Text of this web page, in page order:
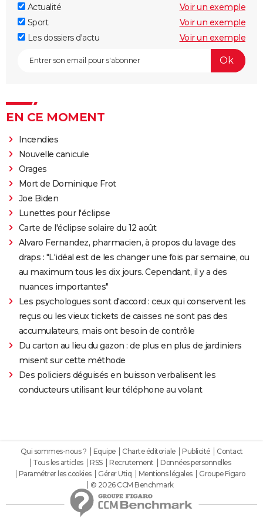
Actualité
Voir un exemple
Sport
Voir un exemple
Les dossiers d'actu
Voir un exemple
EN CE MOMENT
Incendies
Nouvelle canicule
Orages
Mort de Dominique Frot
Joe Biden
Lunettes pour l'éclipse
Carte de l'éclipse solaire du 12 août
Alvaro Fernandez, pharmacien, à propos du lavage des
draps : "L'idéal est de les changer une fois par semaine, ou
au maximum tous les dix jours. Cependant, il y a des
nuances importantes"
Les psychologues sont d'accord : ceux qui conservent les
reçus ou les vieux tickets de caisses ne sont pas des
accumulateurs, mais ont besoin de contrôle
Du carton au lieu du gazon : de plus en plus de jardiniers
misent sur cette méthode
Des policiers déguisés en buisson verbalisent les
conducteurs utilisant leur téléphone au volant
Qui sommes-nous ? Equipe Charte éditoriale Publicité
Contact
Tous les articles
RSS Recrutement
Données personnelles
Paramétrer les cookies
Gérer Utiq Mentions légales
Groupe Figaro
© 2026 CCM Benchmark